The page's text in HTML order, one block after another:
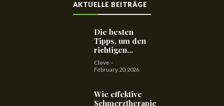
AKTUELLE BEITRÄGE
Die besten
Tipps, um den
richtigen...
Clove -
February 20, 2026
Wie effektive
Schmerztherapie